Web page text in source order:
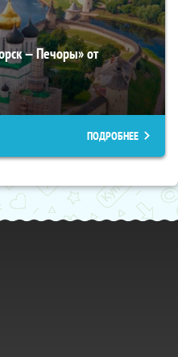
— Печоры» от
ПОДРОБНЕЕ